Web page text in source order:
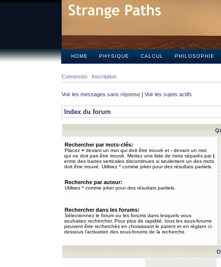
HOME PHYSIQUE CALCUL PHILOSOPHIE
Connexion Inscription
Voir les messages sans réponse | Voir les sujets actifs
Index du forum
Rechercher par mots-clés:
Placez + devant un mot qui doit être trouvé et - devant un mot
qui ne doit pas être trouvé. Mettez une liste de mots séparés par|
entre des barres verticales discontinues si seulement un des mots
doit être trouvé. Utilisez * comme joker pour des résultats partiels.
Recherche par auteur:
Utilisez * comme joker pour des résultats partiels.
Rechercher dans les forums:
Sélectionnez le forum ou les forums dans lesquels vous
souhaitez rechercher. Pour plus de rapidité, tous les sous-forums
peuvent être recherchés en choisissant le parent et en réglant ci-
dessous l’activation des sous-forums de la recherche.